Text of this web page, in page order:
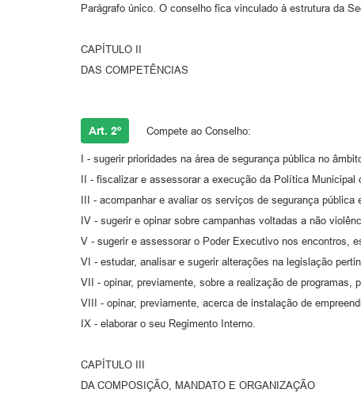
Parágrafo único. O conselho fica vinculado à estrutura da
CAPÍTULO II
DAS COMPETÊNCIAS
Art. 2º Compete ao Conselho:
I - sugerir prioridades na área de segurança pública no
II - fiscalizar e assessorar a execução da Política Municipal
III - acompanhar e avaliar os serviços de segurança
IV - sugerir e opinar sobre campanhas voltadas a não
V - sugerir e assessorar o Poder Executivo nos encontros,
VI - estudar, analisar e sugerir alterações na legislação
VII - opinar, previamente, sobre a realização de
VIII - opinar, previamente, acerca de instalação de
IX - elaborar o seu Regimento Interno.
CAPÍTULO III
DA COMPOSIÇÃO, MANDATO E ORGANIZAÇÃO